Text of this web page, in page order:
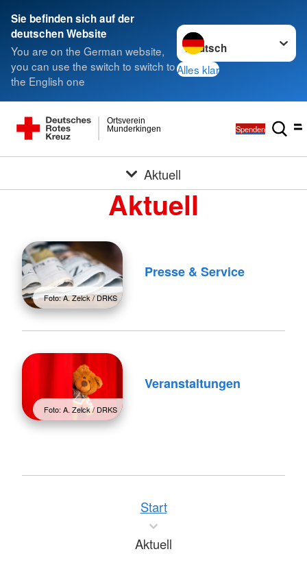
Sie befinden sich auf der
deutschen Website
You are on the German website,
you can use the switch to switch to
the English one
Sprache wechseln zu
Alles klar
Munderkingen
Ortsverein
Spenden
Aktuell
Aktuell
Foto: A. Zelck / DRKS
Presse & Service
Foto: A. Zelck / DRKS
Veranstaltungen
Start
Aktuell